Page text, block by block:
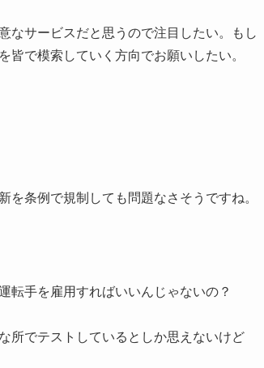
なサービスだと思うので注目したい。もし
で模索していく方向でお願いしたい。
条例で規制しても問題なさそうですね。
手を雇用すればいいんじゃないの？
所でテストしているとしか思えないけど